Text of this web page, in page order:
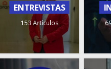
ENTREVISTAS
153 Artículos